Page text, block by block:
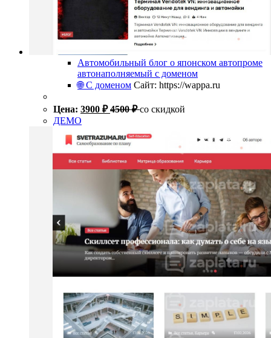
Автомобильный блог о японском автопроме
автонаполняемый с доменом
🌐 С доменом Сайт: https://wappa.ru
Цена: 3900 ₽ 4500₽ со скидкой
ДЕМО